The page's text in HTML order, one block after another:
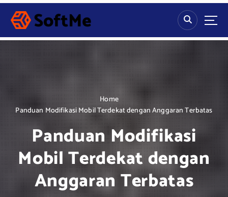
S
p
Home
Panduan Modifikasi Mobil Terdekat dengan Anggaran Terbatas
Panduan Modifikasi
Mobil Terdekat dengan
Anggaran Terbatas